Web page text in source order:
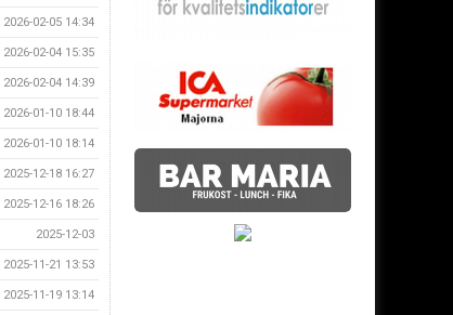
2026-02-05 14:34
2026-02-04 15:35
2026-02-04 14:39
2026-01-10 18:44
2026-01-10 18:14
2025-12-18 16:27
2025-12-16 18:26
2025-12-03
2025-11-21 13:53
2025-11-19 13:14